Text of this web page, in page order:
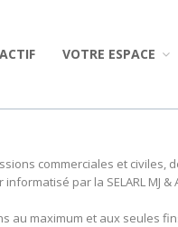
ACTIF VOTRE ESPACE
commerciales et civiles,
par la SELARL MJ &
au maximum et aux seules